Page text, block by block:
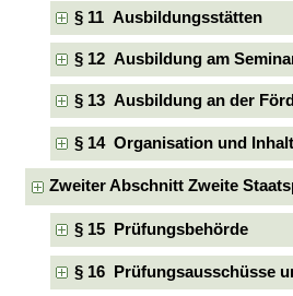
§ 11 Ausbildungsstätten
§ 12 Ausbildung am
§ 13 Ausbildung an der
§ 14 Organisation und
Zweiter Abschnitt Zweite
§ 15 Prüfungsbehörde
§ 16 Prüfungsausschüsse